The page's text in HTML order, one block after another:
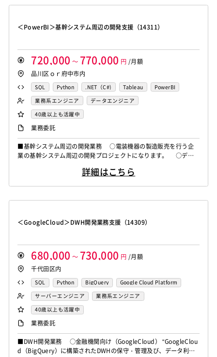
＜PowerBI＞基幹システム周辺の開発支援（14311）
720,000 ～ 770,000 円 /月額
品川区ｏｒ府中市内
SQL Python .NET（C#) Tableau
PowerBI
業務系エンジニア
データエンジニア
40歳以上も活躍中
業務委託
■基幹システム周辺の開発業務 ○電装機器の製造販売を行う企
業の基幹システム周辺の開発プロジェクトになります。 ○デー
発をご担当いただきます。 ＜作業内容＞ ・PowerBIを用いた
詳細はこちら
＜GoogleCloud＞DWH開発業務支援（14309）
680,000 ～ 730,000 円 /月額
千代田区内
SQL Python BigQuery
Google Cloud Platform
サーバーエンジニア
業務系エンジニア
40歳以上も活躍中
業務委託
■DWH開発業務 ○金融機関向け（GoogleCloud） "GoogleClou
d（BigQuery）に構築されたDWHの保守・管理及び、データ利活